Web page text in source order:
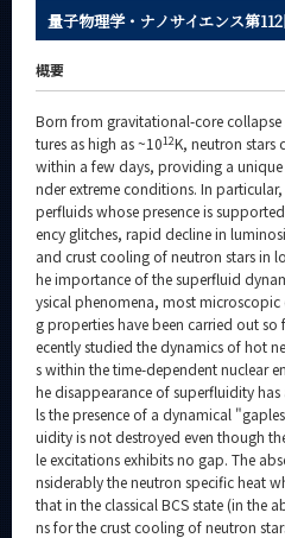
量子物理学・ナノサイエンス第
概要
Born from gravitational-core
tures as high as ~1012K, neutron stars
within a few days, providing a
nder extreme conditions. In
perfluids whose presence is
ency glitches, rapid decline in
and crust cooling of neutron stars in
he importance of the superfluid
ysical phenomena, most
g properties have been carried out
ecently studied the dynamics of hot
s within the time-dependent nuclear
he disappearance of superfluidity
ls the presence of a dynamical
uidity is not destroyed even though
le excitations exhibits no gap. The
nsiderably the neutron specific heat
that in the classical BCS state (in the
ns for the crust cooling of neutron
サイ
系詳